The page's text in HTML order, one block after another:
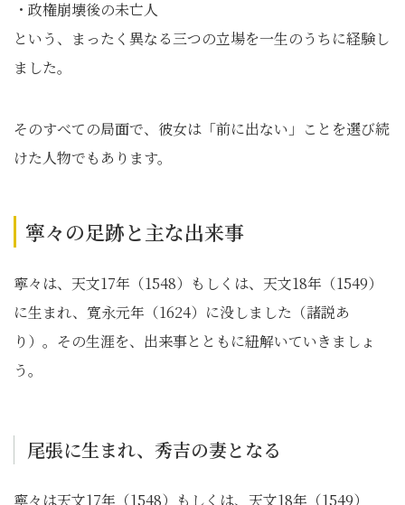
・政権崩壊後の未亡人
という、まったく異なる三つの立場を一生のうちに経験し
ました。
そのすべての局面で、彼女は「前に出ない」ことを選び続
けた人物でもあります。
寧々の足跡と主な出来事
寧々は、天文17年（1548）もしくは、天文18年（1549）
に生まれ、寛永元年（1624）に没しました（諸説あ
り）。その生涯を、出来事とともに紐解いていきましょ
う。
尾張に生まれ、秀吉の妻となる
寧々は天文17年（1548）もしくは、天文18年（1549）